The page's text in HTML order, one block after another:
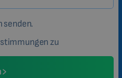
senden.
zu